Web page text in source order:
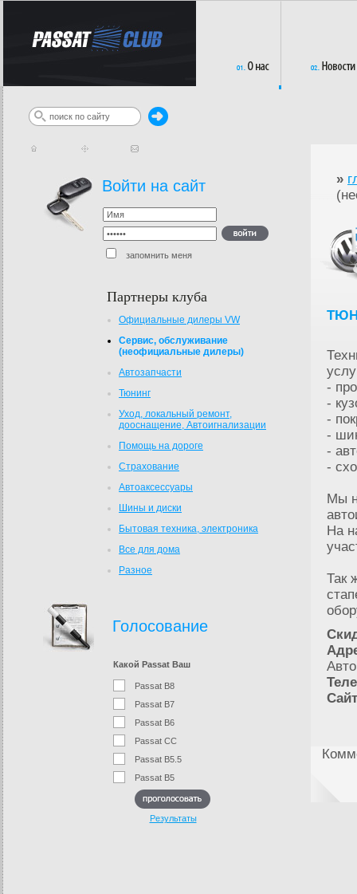
Войти на сайт
запомнить меня
Партнеры клуба
Официальные дилеры VW
Сервис, обслуживание
(неофициальные дилеры)
Автозапчасти
Тюнинг
Уход, локальный ремонт,
дооснащение, Автоигнализации
Помощь на дороге
Страхование
Автоаксесcуары
Шины и диски
Бытовая техника, электроника
Все для дома
Разное
Голосование
Какой Passat Ваш
Passat B8
Passat B7
Passat B6
Passat CC
Passat B5.5
Passat B5
Результаты
»
-
-
-
-
-
-
Мы
На
Так